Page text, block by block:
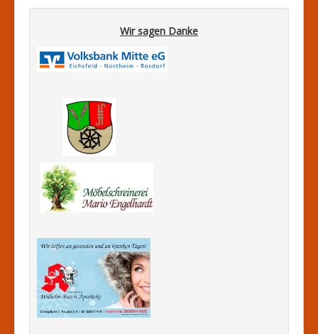
Wir sagen Danke